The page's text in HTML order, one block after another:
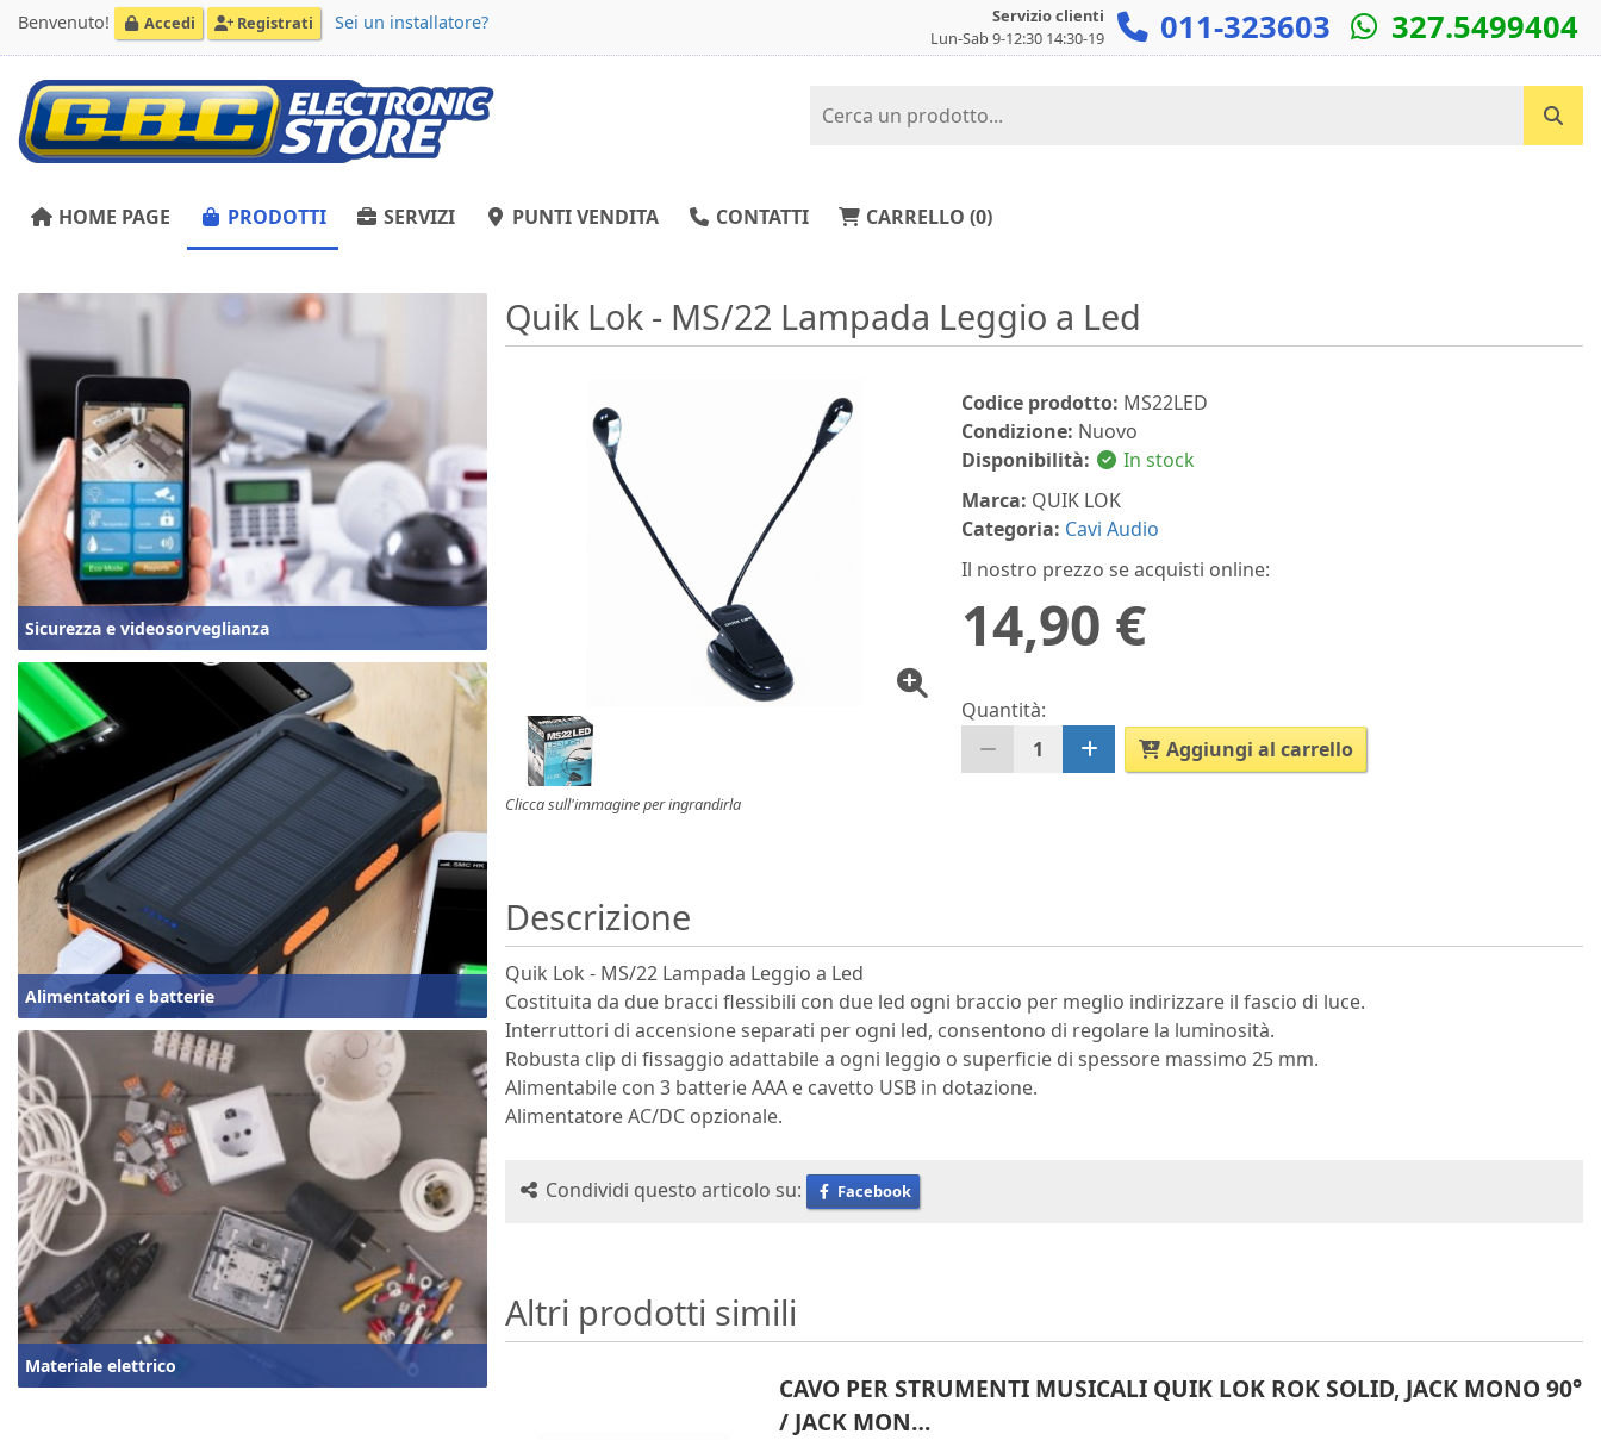
Benvenuto! Accedi Registrati Sei un installatore?
Servizio clienti
Lun-Sab 9-12:30 14:30-19
011-323603 327.5499404
Cerca un prodotto...
HOME PAGE PRODOTTI SERVIZI PUNTI VENDITA CONTATTI CARRELLO (0)
Sicurezza e videosorveglianza
Alimentatori e batterie
Materiale elettrico
Quik Lok - MS/22 Lampada Leggio a Led
Clicca sull'immagine per ingrandirla
Codice prodotto: MS22LED
Condizione: Nuovo
Disponibilità:
In stock
Marca: QUIK LOK
Categoria: Cavi Audio
Il nostro prezzo se acquisti online:
14,90 €
Quantità:
1
Aggiungi al carrello
Descrizione
Quik Lok - MS/22 Lampada Leggio a Led
Costituita da due bracci flessibili con due led ogni braccio per meglio indirizzare il fascio di luce.
Interruttori di accensione separati per ogni led, consentono di regolare la luminosità.
Robusta clip di fissaggio adattabile a ogni leggio o superficie di spessore massimo 25 mm.
Alimentabile con 3 batterie AAA e cavetto USB in dotazione.
Alimentatore AC/DC opzionale.
Condividi questo articolo su: Facebook
Altri prodotti simili
CAVO PER STRUMENTI MUSICALI QUIK LOK ROK SOLID, JACK MONO 90°
/ JACK MON…